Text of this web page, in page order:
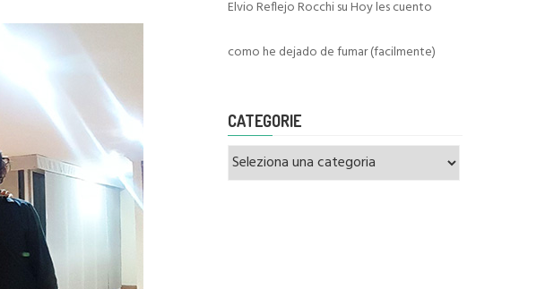
Elvio Reflejo RocchisuHoy les cuento
como he dejado de fumar (facilmente)
CATEGORIE
Categorie